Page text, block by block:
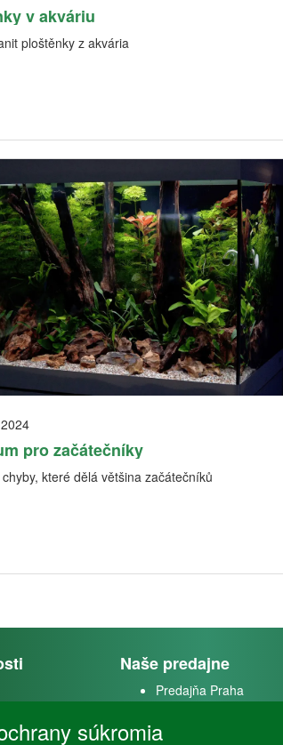
v akváriu
ploštěnky z akvária
pro začátečníky
které dělá většina začátečníků
Naše predajne
Predajňa Praha
Predajňa Vysoké Mýto
súkromia